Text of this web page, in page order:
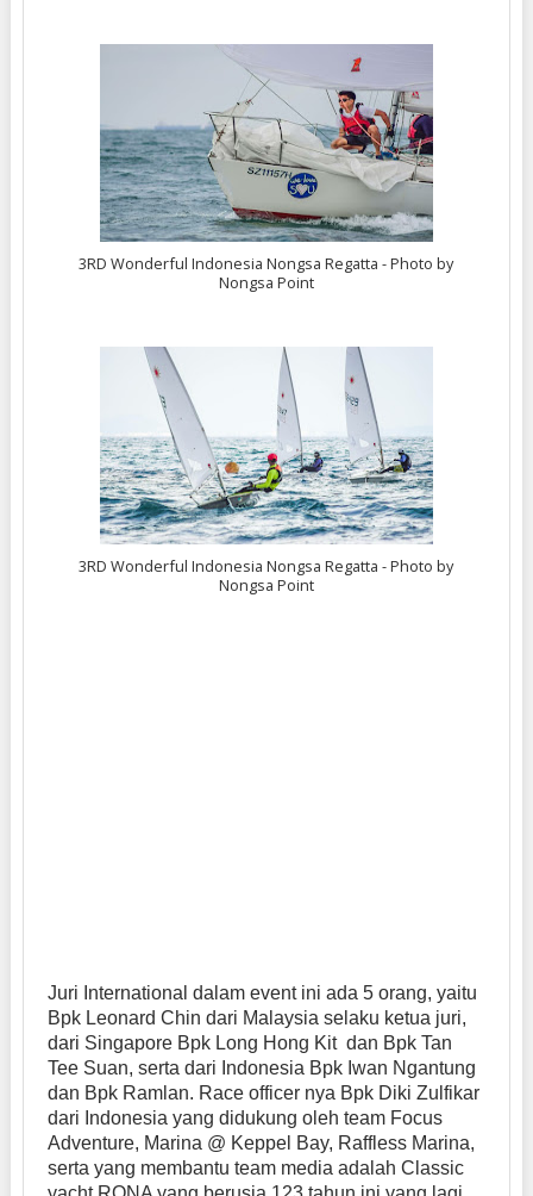
3RD Wonderful Indonesia Nongsa Regatta - Photo by
Nongsa Point
3RD Wonderful Indonesia Nongsa Regatta - Photo by
Nongsa Point
Juri International dalam event ini ada 5 orang, yaitu
Bpk Leonard Chin dari Malaysia selaku ketua juri,
dari Singapore Bpk Long Hong Kit dan Bpk Tan
Tee Suan, serta dari Indonesia Bpk Iwan Ngantung
dan Bpk Ramlan. Race officer nya Bpk Diki Zulfikar
dari Indonesia yang didukung oleh team Focus
Adventure, Marina @ Keppel Bay, Raffless Marina,
serta yang membantu team media adalah Classic